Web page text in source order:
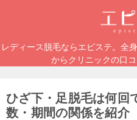
レディース脱毛ならエピステ。全
からクリニックの口
ひざ下・足脱毛は何回
数・期間の関係を紹介